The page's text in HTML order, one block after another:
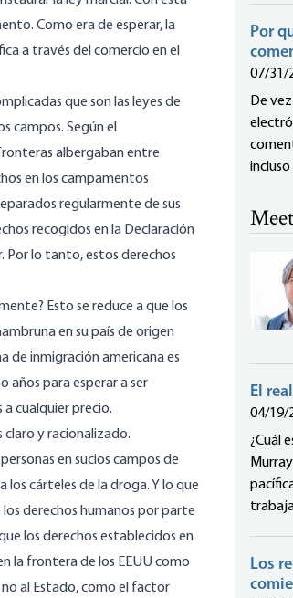
Como era de esperar, la
a través del comercio en el
que son las leyes de
campos. Según el
albergaban entre
en los campamentos
regularmente de sus
recogidos en la Declaración
Por lo tanto, estos derechos
Esto se reduce a que los
en su país de origen
de inmigración americana es
años para esperar a ser
cualquier precio.
claro y racionalizado.
en sucios campos de
los cárteles de la droga. Y lo que
derechos humanos por parte
los derechos establecidos en
la frontera de los EEUU como
no al Estado, como el factor
Por
07/31/
De
El
04/19/
¿Cuál
Los